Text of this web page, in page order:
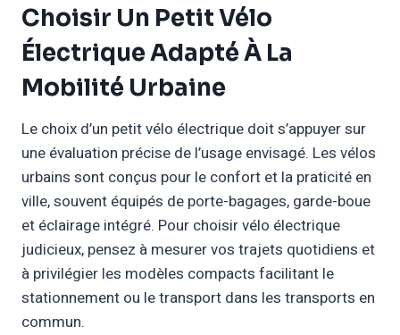
Choisir Un Petit Vélo
Électrique Adapté À La
Mobilité Urbaine
Le choix d’un petit vélo électrique doit s’appuyer sur
une évaluation précise de l’usage envisagé. Les vélos
urbains sont conçus pour le confort et la praticité en
ville, souvent équipés de porte-bagages, garde-boue
et éclairage intégré. Pour choisir vélo électrique
judicieux, pensez à mesurer vos trajets quotidiens et
à privilégier les modèles compacts facilitant le
stationnement ou le transport dans les transports en
commun.